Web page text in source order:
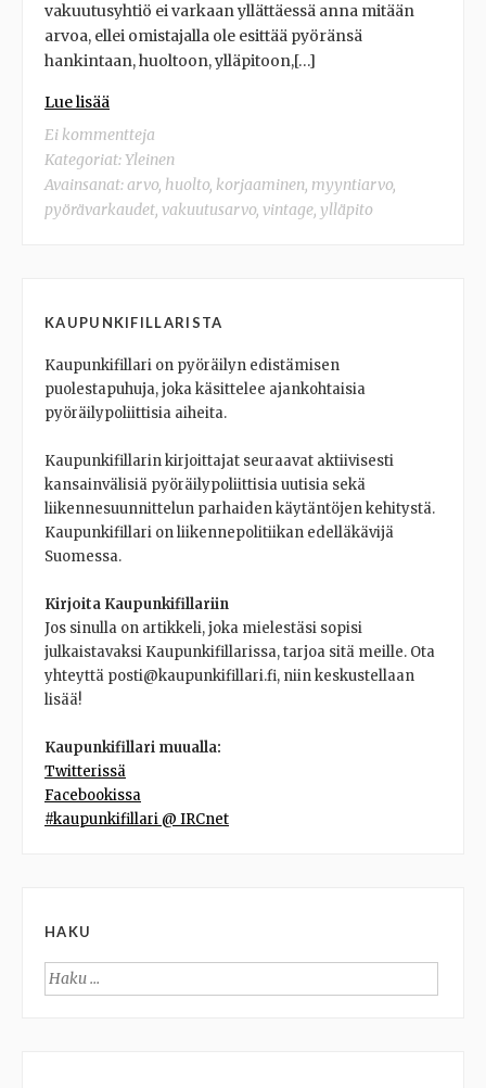
vakuutusyhtiö ei varkaan yllättäessä anna mitään
arvoa, ellei omistajalla ole esittää pyöränsä
hankintaan, huoltoon, ylläpitoon,[…]
Lue lisää
Ei kommentteja
Kategoriat: Yleinen
Avainsanat:arvo, huolto, korjaaminen, myyntiarvo,
pyörävarkaudet, vakuutusarvo, vintage, ylläpito
KAUPUNKIFILLARISTA
Kaupunkifillari on pyöräilyn edistämisen
puolestapuhuja, joka käsittelee ajankohtaisia
pyöräilypoliittisia aiheita.
Kaupunkifillarin kirjoittajat seuraavat aktiivisesti
kansainvälisiä pyöräilypoliittisia uutisia sekä
liikennesuunnittelun parhaiden käytäntöjen kehitystä.
Kaupunkifillari on liikennepolitiikan edelläkävijä
Suomessa.
Kirjoita Kaupunkifillariin
Jos sinulla on artikkeli, joka mielestäsi sopisi
julkaistavaksi Kaupunkifillarissa, tarjoa sitä meille. Ota
yhteyttä posti@kaupunkifillari.fi, niin keskustellaan
lisää!
Kaupunkifillari muualla:
Twitterissä
Facebookissa
#kaupunkifillari @ IRCnet
HAKU
Haku: